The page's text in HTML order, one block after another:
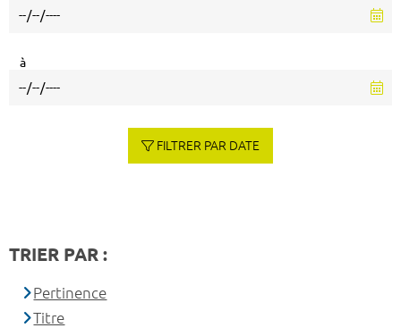
à
FILTRER PAR DATE
TRIER PAR :
Pertinence
Titre